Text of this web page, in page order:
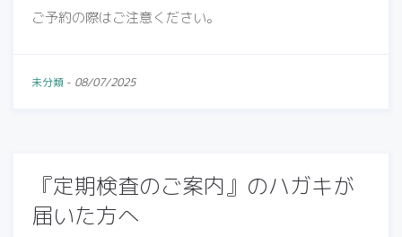
ご予約の際はご注意ください。
未分類 - 08/07/2025
『定期検査のご案内』のハガキが
届いた方へ